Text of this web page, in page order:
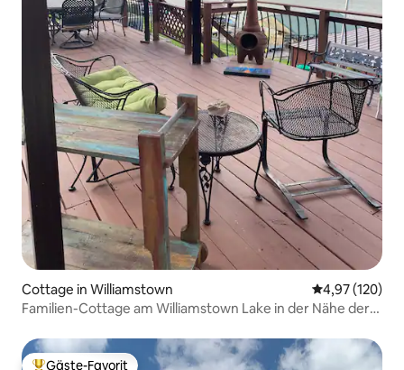
Cottage in Williamstown
4,97 (120)
Familien-Cottage am Williamstown Lake in der Nähe der
Gäste-Favorit